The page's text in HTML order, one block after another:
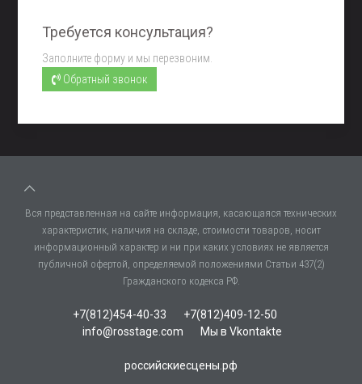
Требуется консультация?
Заполните форму и мы перезвоним.
Обратный звонок
Вся представленная на сайте информация, касающаяся технических
характеристик, наличия на складе, стоимости товаров, носит
информационный характер и ни при каких условиях не является
публичной офертой, определяемой положениями Статьи 437(2)
Гражданского кодекса РФ.
+7(812)454-40-33
+7(812)409-12-50
info@rosstage.com
Мы в Vkontakte
российскиесцены.рф